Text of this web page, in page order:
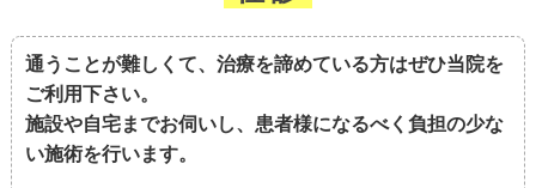
通うことが難しくて、治療を諦めている方はぜひ当院を
ご利用下さい。
施設や自宅までお伺いし、患者様になるべく負担の少な
い施術を行います。